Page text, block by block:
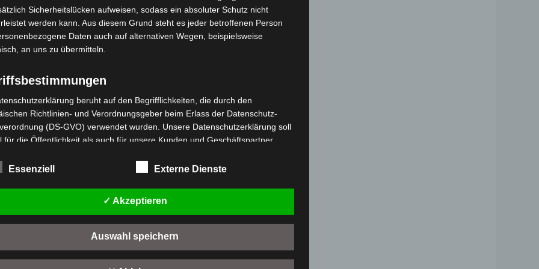
Versand
HINTERE SCHWINGE
€ *
IN DEN WARENKORB
Kostenloser Versand
VS2 HELMHALTER
Bewertet
von
19,00€ *
IN DEN WARENKORB
VS2
Sicherheitslücken aufweisen, sodass ein absoluter Schutz nicht
werden kann. Aus diesem Grund steht es jeder betroffenen Person
Daten auch auf alternativen Wegen, beispielsweise
an uns zu übermitteln.
beruht auf den Begrifflichkeiten, die durch den
Richtlinien- und Verordnungsgeber beim Erlass der Datenschutz-
(DS-GVO) verwendet wurden. Unsere Datenschutzerklärung soll
für die Öffentlichkeit als auch für unsere Kunden und Geschäftspartner
Begrifflichkeiten erläutern.
a) personenbezogene Daten
Personenbezogene Daten sind alle Informationen, die sich auf eine
identifizierte oder identifizierbare natürliche Person (im Folgenden
Essenziell Externe Dienste
✓ Akzeptieren
Auswahl speichern